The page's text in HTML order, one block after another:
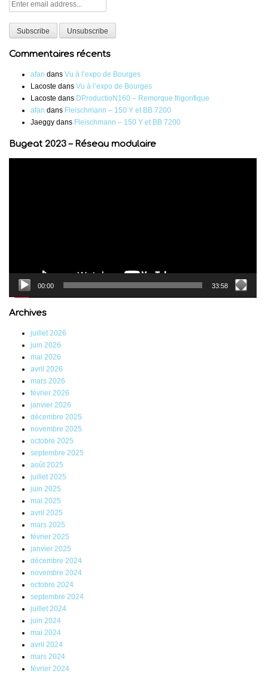
Commentaires récents
afan dans Vu à l’expo de Bourges
Lacoste dans Vu à l’expo de Bourges
Lacoste dans DProductioN160 – Remorque frigorifique
afan dans Fleischmann – 150 Y et BB 7200
Jaeggy dans Fleischmann – 150 Y et BB 7200
Bugeat 2023 – Réseau modulaire
00:00 33:58
Archives
juillet 2026
juin 2026
mai 2026
avril 2026
mars 2026
février 2026
janvier 2026
décembre 2025
novembre 2025
octobre 2025
septembre 2025
août 2025
juillet 2025
juin 2025
mai 2025
avril 2025
mars 2025
février 2025
janvier 2025
décembre 2024
novembre 2024
octobre 2024
septembre 2024
juillet 2024
juin 2024
mai 2024
avril 2024
mars 2024
février 2024